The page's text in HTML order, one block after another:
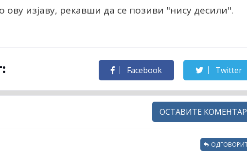
ову изјаву, рекавши да се позиви "нису десили".
Facebook Twitter
ОСТАВИТЕ КОМЕНТАР